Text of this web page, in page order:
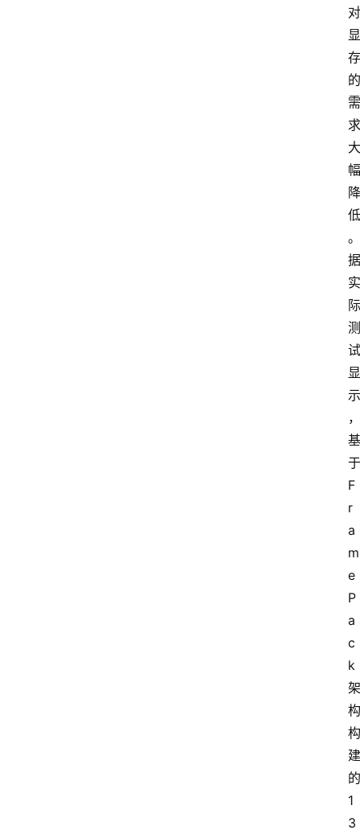
对
显
存
的
需
求
大
幅
降
低
。
据
实
际
测
试
显
示
，
基
于
F
r
a
m
e
P
a
c
k
架
构
构
建
的
1
3